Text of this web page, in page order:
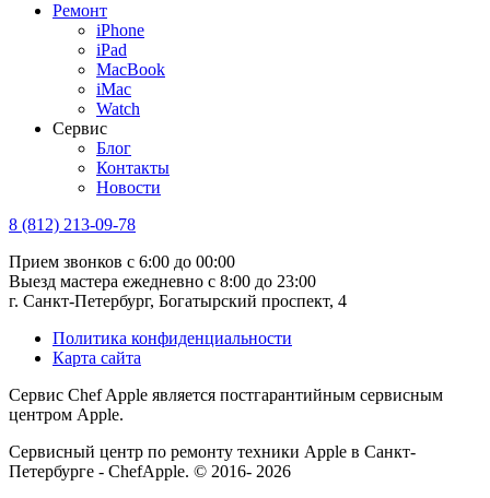
Ремонт
iPhone
iPad
MacBook
iMac
Watch
Сервис
Блог
Контакты
Новости
8 (812) 213-09-78
Прием звонков с 6:00 до 00:00
Выезд мастера ежедневно с 8:00 до 23:00
г. Санкт-Петербург, Богатырский проспект, 4
Политика конфиденциальности
Карта сайта
Сервис Chef Apple является постгарантийным сервисным
центром Apple.
Сервисный центр по ремонту техники Apple в Санкт-
Петербурге - ChefApple. © 2016- 2026